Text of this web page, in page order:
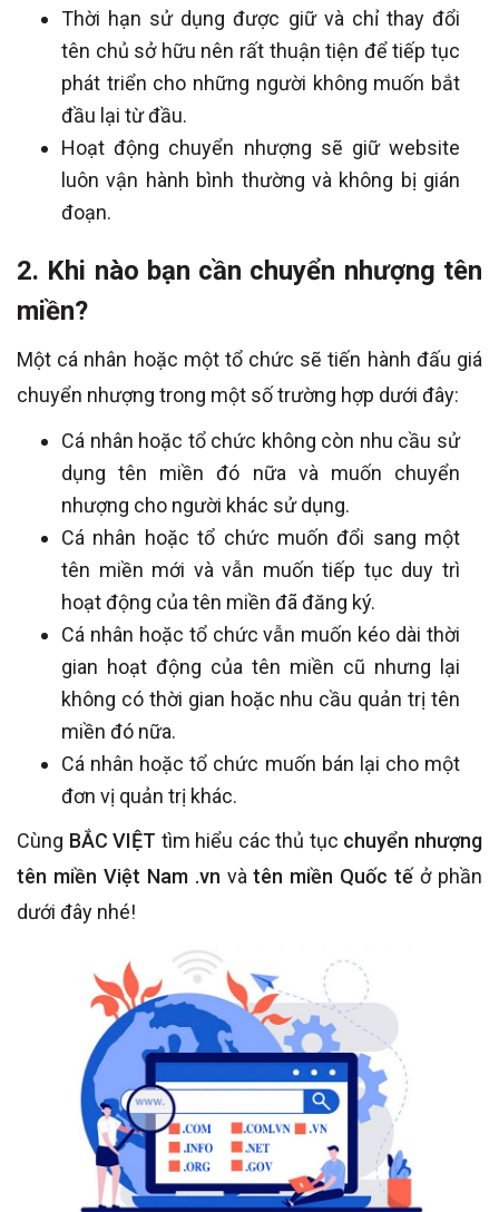
Thời hạn sử dụng được giữ và chỉ thay đổi
tên chủ sở hữu nên rất thuận tiện để tiếp tục
phát triển cho những người không muốn bắt
đầu lại từ đầu.
Hoạt động chuyển nhượng sẽ giữ website
luôn vận hành bình thường và không bị gián
đoạn.
2. Khi nào bạn cần chuyển nhượng tên
miền?
Một cá nhân hoặc một tổ chức sẽ tiến hành đấu giá
chuyển nhượng trong một số trường hợp dưới đây:
Cá nhân hoặc tổ chức không còn nhu cầu sử
dụng tên miền đó nữa và muốn chuyển
nhượng cho người khác sử dụng.
Cá nhân hoặc tổ chức muốn đổi sang một
tên miền mới và vẫn muốn tiếp tục duy trì
hoạt động của tên miền đã đăng ký.
Cá nhân hoặc tổ chức vẫn muốn kéo dài thời
gian hoạt động của tên miền cũ nhưng lại
không có thời gian hoặc nhu cầu quản trị tên
miền đó nữa.
Cá nhân hoặc tổ chức muốn bán lại cho một
đơn vị quản trị khác.
Cùng BẮC VIỆT tìm hiểu các thủ tục chuyển nhượng
tên miền Việt Nam .vn vàtên miền Quốc tế ở phần
dưới đây nhé!